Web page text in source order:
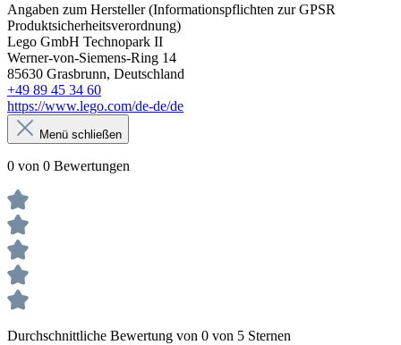
Angaben zum Hersteller (Informationspflichten zur GPSR
Produktsicherheitsverordnung)
Lego GmbH Technopark II
Werner-von-Siemens-Ring 14
85630 Grasbrunn, Deutschland
+49 89 45 34 60
https://www.lego.com/de-de/de
Menü schließen
0 von 0 Bewertungen
Durchschnittliche Bewertung von 0 von 5 Sternen